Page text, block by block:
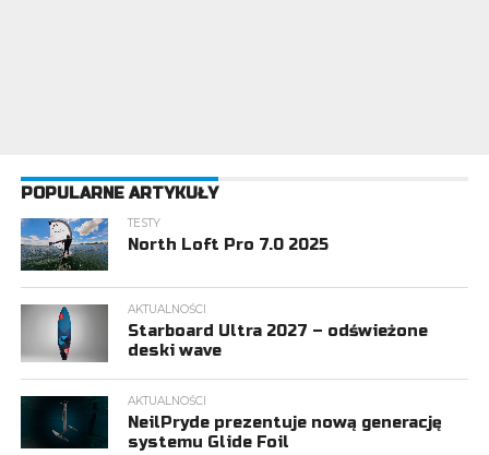
POPULARNE ARTYKUŁY
TESTY
North Loft Pro 7.0 2025
AKTUALNOŚCI
Starboard Ultra 2027 – odświeżone
deski wave
AKTUALNOŚCI
NeilPryde prezentuje nową generację
systemu Glide Foil